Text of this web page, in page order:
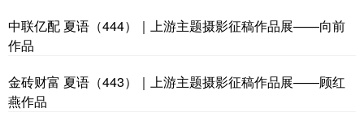
中联亿配 夏语（444）｜上游主题摄影征稿作品展——向前
作品
金砖财富 夏语（443）｜上游主题摄影征稿作品展——顾红
燕作品